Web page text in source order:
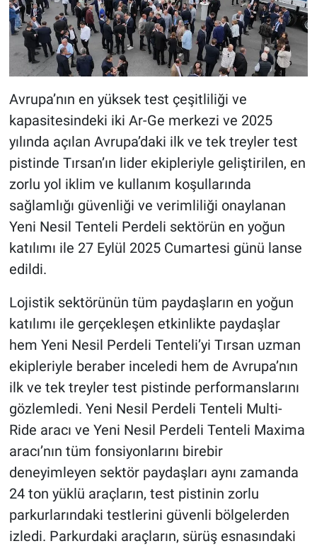
Avrupa’nın en yüksek test çeşitliliği ve
kapasitesindeki iki Ar-Ge merkezi ve 2025
yılında açılan Avrupa’daki ilk ve tek treyler test
pistinde Tırsan’ın lider ekipleriyle geliştirilen, en
zorlu yol iklim ve kullanım koşullarında
sağlamlığı güvenliği ve verimliliği onaylanan
Yeni Nesil Tenteli Perdeli sektörün en yoğun
katılımı ile 27 Eylül 2025 Cumartesi günü lanse
edildi.
Lojistik sektörünün tüm paydaşların en yoğun
katılımı ile gerçekleşen etkinlikte paydaşlar
hem Yeni Nesil Perdeli Tenteli’yi Tırsan uzman
ekipleriyle beraber inceledi hem de Avrupa’nın
ilk ve tek treyler test pistinde performanslarını
gözlemledi. Yeni Nesil Perdeli Tenteli Multi-
Ride aracı ve Yeni Nesil Perdeli Tenteli Maxima
aracı’nın tüm fonsiyonlarını birebir
deneyimleyen sektör paydaşları aynı zamanda
24 ton yüklü araçların, test pistinin zorlu
parkurlarındaki testlerini güvenli bölgelerden
izledi. Parkurdaki araçların, sürüş esnasındaki